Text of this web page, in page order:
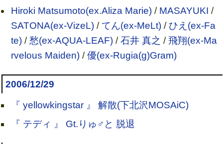
Hiroki Matsumoto(ex.Aliza Marie)/ MASAYUKI /
SATONA(ex-VizeL)/ てん(ex-MeLt)/ ひえ(ex-Fa
te)/愁(ex-AQUA-LEAF)/石井 真之 / 飛翔(ex-Ma
rvelous Maiden)/優(ex-Rugia(g)Gram)
2006/12/29
『 yellowkingstar 』 解散(下北沢MOSAiC)
『 テディ 』 Gt.りゅ♂と 脱退